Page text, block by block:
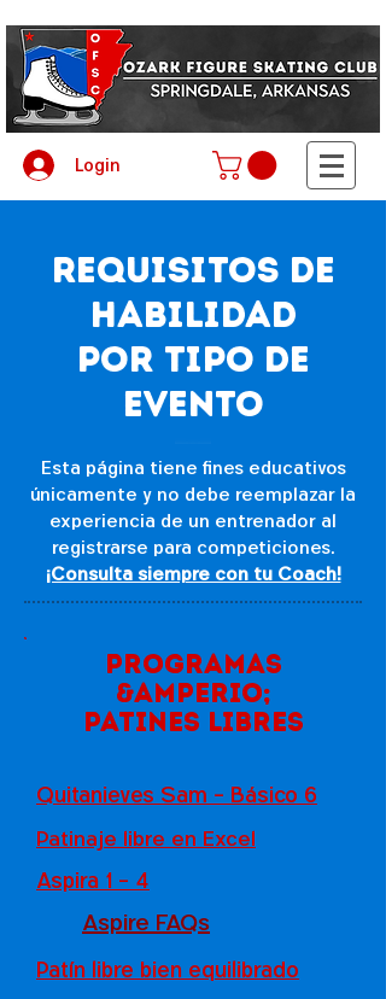
Login
Requisitos de
habilidad
por tipo de
evento
Esta página tiene fines educativos
únicamente y no debe reemplazar la
experiencia de un entrenador al
registrarse para competiciones.
¡Consulta siempre con tu Coach!
Programas
&amperio;
Patines libres
Quitanieves Sam - Básico 6
Patinaje libre en Excel
Aspira 1 - 4
Aspire FAQs
Patín libre bien equilibrado